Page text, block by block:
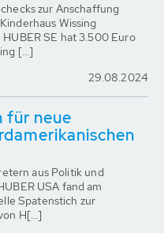
zur Anschaffung
Wissing
SE hat 3.500 Euro
[...]
29.08.2024
für neue
aus Politik und
USA fand am
Spatenstich zur
H[...]